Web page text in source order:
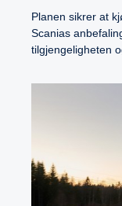
Planen sikrer at
Scanias
tilgjengeligheten